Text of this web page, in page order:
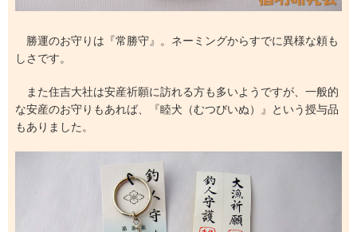
勝運のお守りは『常勝守』。ネーミングからすでに異様な頼も
しさです。
また住吉大社は安産祈願に訪れる方も多いようですが、一般的
な安産のお守りもあれば、『睦犬（むつびいぬ）』という授与品
もありました。